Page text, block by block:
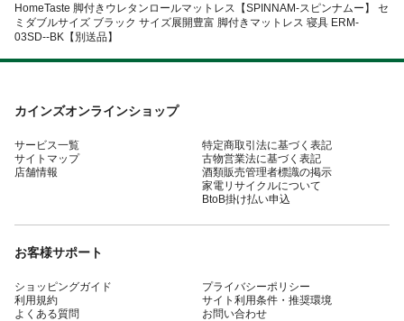
HomeTaste 脚付きウレタンロールマットレス【SPINNAM-スピンナムー】 セ
ミダブルサイズ ブラック サイズ展開豊富 脚付きマットレス 寝具 ERM-
03SD--BK【別送品】
カインズオンラインショップ
サービス一覧
サイトマップ
店舗情報
特定商取引法に基づく表記
古物営業法に基づく表記
酒類販売管理者標識の掲示
家電リサイクルについて
BtoB掛け払い申込
お客様サポート
ショッピングガイド
利用規約
よくある質問
プライバシーポリシー
サイト利用条件・推奨環境
お問い合わせ